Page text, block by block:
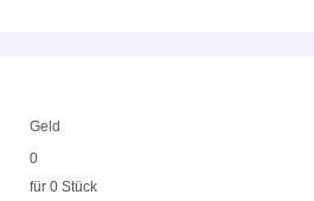
Geld
0
für 0 Stück